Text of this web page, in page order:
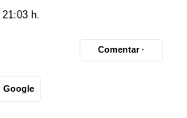
h.
Google
Comentar ·